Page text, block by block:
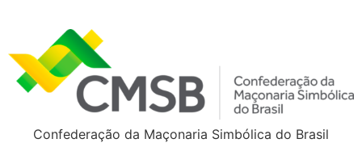
Confederação da Maçonaria Simbólica do Brasil